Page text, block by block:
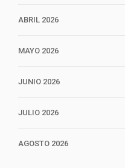
ABRIL 2026
MAYO 2026
JUNIO 2026
JULIO 2026
AGOSTO 2026